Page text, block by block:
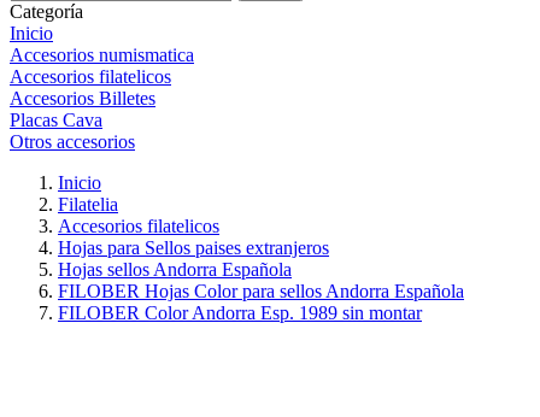
Categoría
Inicio
Accesorios numismatica
Accesorios filatelicos
Accesorios Billetes
Placas Cava
Otros accesorios
Inicio
Filatelia
Accesorios filatelicos
Hojas para Sellos paises extranjeros
Hojas sellos Andorra Española
FILOBER Hojas Color para sellos Andorra Española
FILOBER Color Andorra Esp. 1989 sin montar